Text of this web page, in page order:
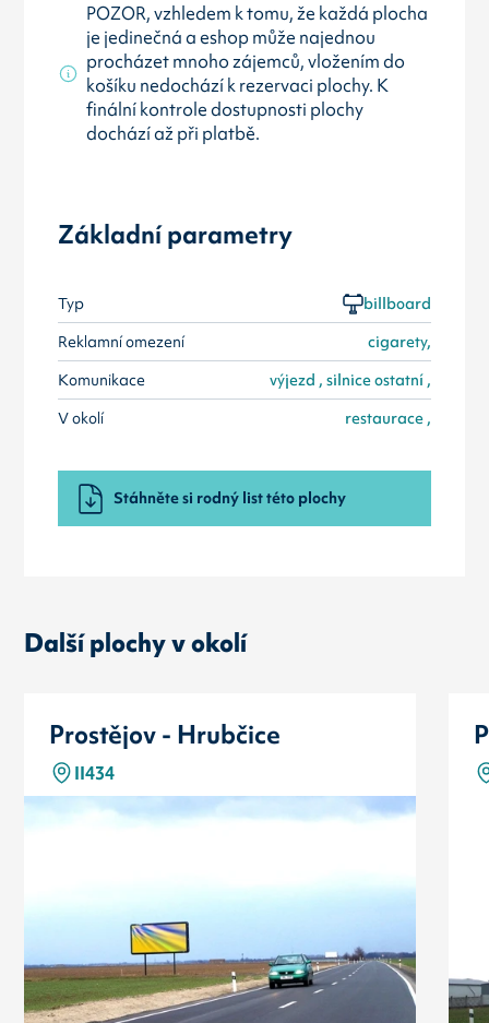
POZOR, vzhledem k tomu, že každá plocha
je jedinečná a eshop může najednou
procházet mnoho zájemců, vložením do
košíku nedochází k rezervaci plochy. K
finální kontrole dostupnosti plochy
dochází až při platbě.
Základní parametry
Typ
billboard
Reklamní omezení
cigarety,
Komunikace
výjezd , silnice ostatní ,
V okolí
restaurace ,
Stáhněte si rodný list této plochy
Další plochy v okolí
Prostějov - Hrubčice
II434